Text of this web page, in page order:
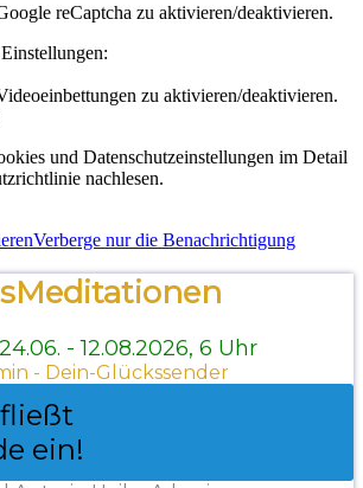
reCaptcha zu aktivieren/deaktivieren.
zu aktivieren/deaktivieren.
und Datenschutzeinstellungen im Detail
nachlesen.
Verberge nur die Benachrichtigung
- 12.08.2026, 6 Uhr
- Dein-Glückssender
ein!